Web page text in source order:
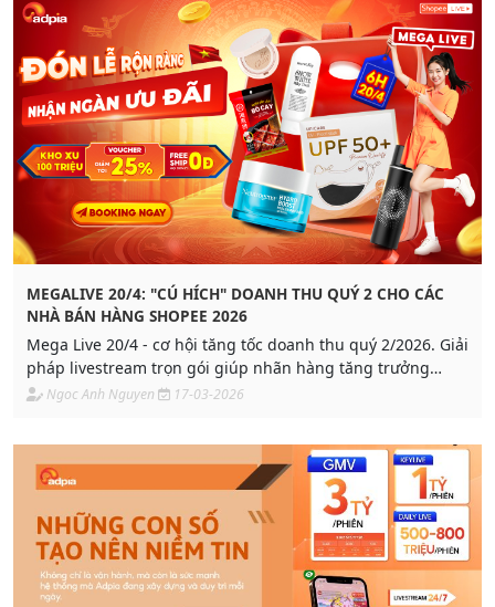
MEGALIVE 20/4: "CÚ HÍCH" DOANH THU QUÝ 2 CHO CÁC
NHÀ BÁN HÀNG SHOPEE 2026
Mega Live 20/4 - cơ hội tăng tốc doanh thu quý 2/2026. Giải
pháp livestream trọn gói giúp nhãn hàng tăng trưởng
nhanh & tiếp cận tệp khách hàng khổng lồ mùa đại lễ trên
Ngoc Anh Nguyen 17-03-2026